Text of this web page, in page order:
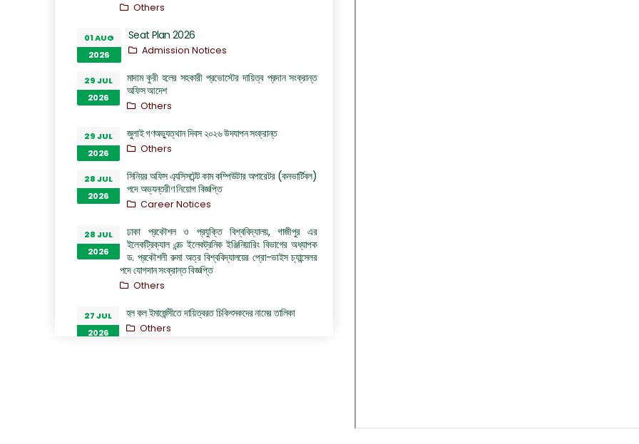
Others
01 AUG
2026
Seat Plan 2026
Admission Notices
29 JUL
2026
মাদাম কুরী হলের সহকারী প্রভোস্টের দায়িত্ব প্রদান সংক্রান্ত
অফিস আদেশ
Others
29 JUL
2026
জুলাই গণঅভ্যুত্থান দিবস ২০২৬ উদযাপন সংক্রান্ত
Others
28 JUL
2026
সিনিয়র অফিস এ্যসিসটেন্ট কাম কম্পিউটার অপারেটর (কনভার্টিবল)
পদে অভ্যন্তরীণ নিয়োগ বিজ্ঞপ্তি
Career Notices
28 JUL
2026
ঢাকা প্রকৌশল ও প্রযুক্তি বিশ্ববিদ্যালয়, গাজীপুর এর
ইলেকট্রিক্যাল এন্ড ইলেকট্রনিক ইঞ্জিনিয়ারিং বিভাগের অধ্যাপক
ড. প্রকৌশলী রুমা অত্র বিশ্ববিদ্যালয়ের প্রো-ভাইস চ্যান্সেলর
পদে যোগদান সংক্রান্ত বিজ্ঞপ্তি
Others
27 JUL
2026
হল কল ইমার্জেন্সীতে দায়িত্বরত চিকিৎসকদের নামের তালিকা
Others